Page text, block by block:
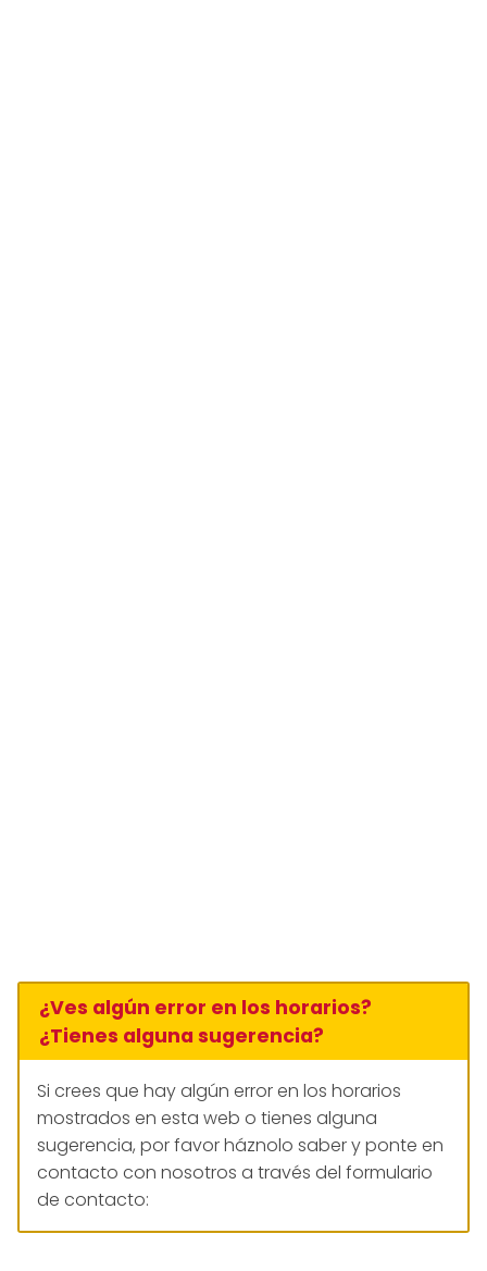
¿Ves algún error en los horarios?
¿Tienes alguna sugerencia?
Si crees que hay algún error en los horarios
mostrados en esta web o tienes alguna
sugerencia, por favor háznolo saber y ponte en
contacto con nosotros a través del formulario
de contacto: